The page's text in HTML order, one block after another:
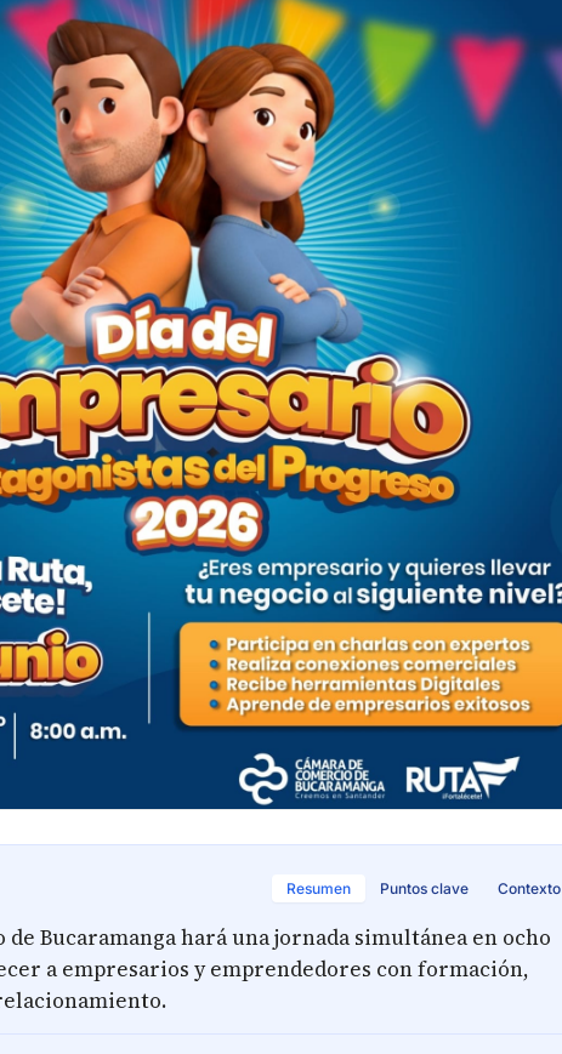
Resumen Puntos clave Contexto
de Bucaramanga hará una jornada simultánea en ocho
a empresarios y emprendedores con formación,